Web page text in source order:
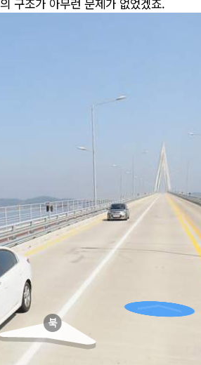
구조가 아무런 문제가 없었겠죠.